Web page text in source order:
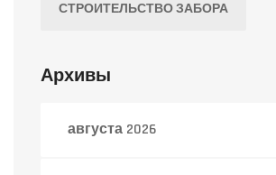
СТРОИТЕЛЬСТВО ЗАБОРА
Архивы
августа 2026